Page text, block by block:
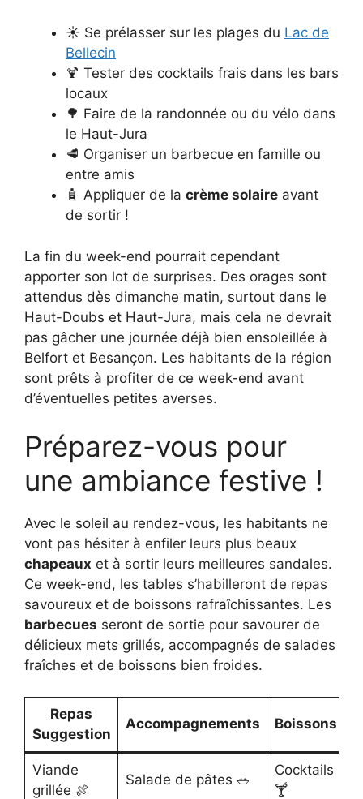
☀️ Se prélasser sur les plages du Lac de
Bellecin
🍹 Tester des cocktails frais dans les bars
locaux
🌳 Faire de la randonnée ou du vélo dans
le Haut-Jura
🥩 Organiser un barbecue en famille ou
entre amis
🧴 Appliquer de la crème solaire avant
de sortir !
La fin du week-end pourrait cependant
apporter son lot de surprises. Des orages sont
attendus dès dimanche matin, surtout dans le
Haut-Doubs et Haut-Jura, mais cela ne devrait
pas gâcher une journée déjà bien ensoleillée à
Belfort et Besançon. Les habitants de la région
sont prêts à profiter de ce week-end avant
d’éventuelles petites averses.
Préparez-vous pour
une ambiance festive !
Avec le soleil au rendez-vous, les habitants ne
vont pas hésiter à enfiler leurs plus beaux
chapeaux et à sortir leurs meilleures sandales.
Ce week-end, les tables s’habilleront de repas
savoureux et de boissons rafraîchissantes. Les
barbecues seront de sortie pour savourer de
délicieux mets grillés, accompagnés de salades
fraîches et de boissons bien froides.
Repas
Suggestion
Accompagnements Boissons
Viande
grillée 🍖
Salade de pâtes 🥗
Cocktails
🍸